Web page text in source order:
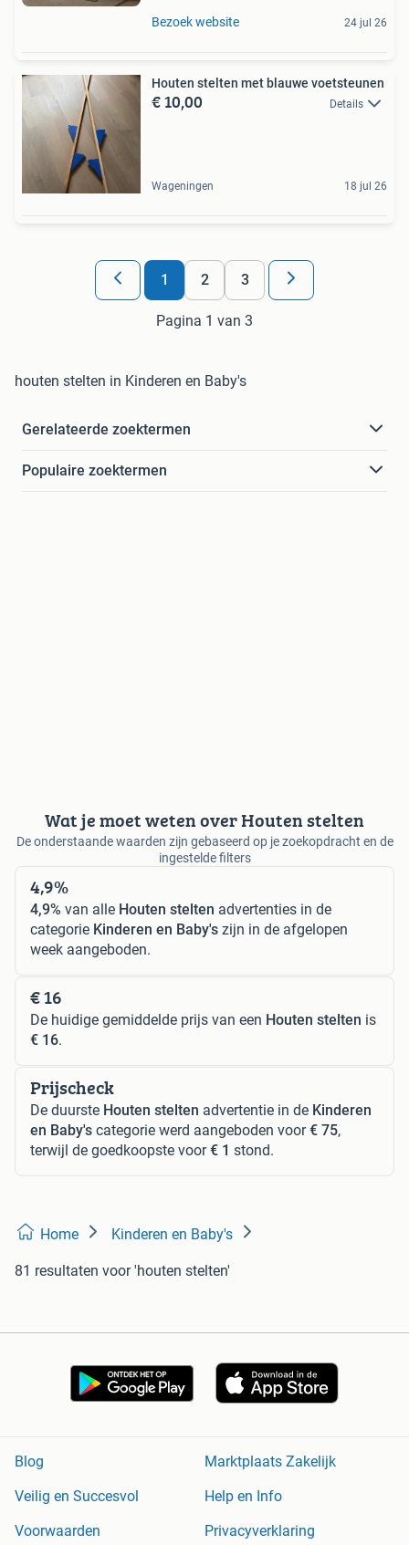
Bezoek website 24 jul 26
Houten stelten met blauwe voetsteunen
€ 10,00 Details
Wageningen 18 jul 26
1 2 3
Pagina 1 van 3
houten stelten in Kinderen en Baby's
Gerelateerde zoektermen
Populaire zoektermen
Wat je moet weten over Houten stelten
De onderstaande waarden zijn gebaseerd op je zoekopdracht en de
ingestelde filters
4,9%
4,9% van alle Houten stelten advertenties in de
categorie Kinderen en Baby's zijn in de afgelopen
week aangeboden.
€ 16
De huidige gemiddelde prijs van een Houten stelten is
€ 16.
Prijscheck
De duurste Houten stelten advertentie in de Kinderen
en Baby's categorie werd aangeboden voor€ 75,
terwijl de goedkoopste voor€ 1 stond.
Home Kinderen en Baby's
81 resultaten voor 'houten stelten'
Blog
Marktplaats Zakelijk
Veilig en Succesvol
Help en Info
Voorwaarden
Privacyverklaring